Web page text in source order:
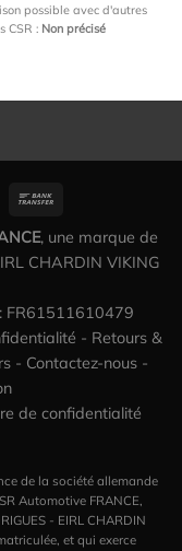
possible avec d'autres
CSR : Non précisé
, une marque de
CHARDIN VIKING
FR61511610479
- Retours &
- Contactez-nous-
de confidentialité
de la société allemande
Automotive FRANCE,
- EIRL CHARDIN
et qui exerce